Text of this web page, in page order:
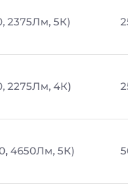
2375Лм, 5К)
2275Лм, 4К)
4650Лм, 5К)